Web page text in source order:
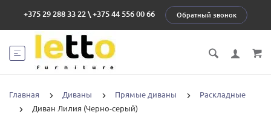
+375 29 288 33 22 \ +375 44 556 00 66 Обратный звонок
Главная Диваны Прямые диваны
Раскладные
Диван Лилия (Черно-серый)